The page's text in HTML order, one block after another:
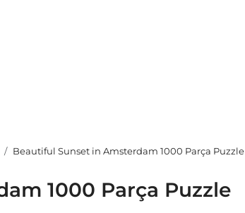
Beautiful Sunset in Amsterdam 1000 Parça Puzzle
1000 Parça Puzzle